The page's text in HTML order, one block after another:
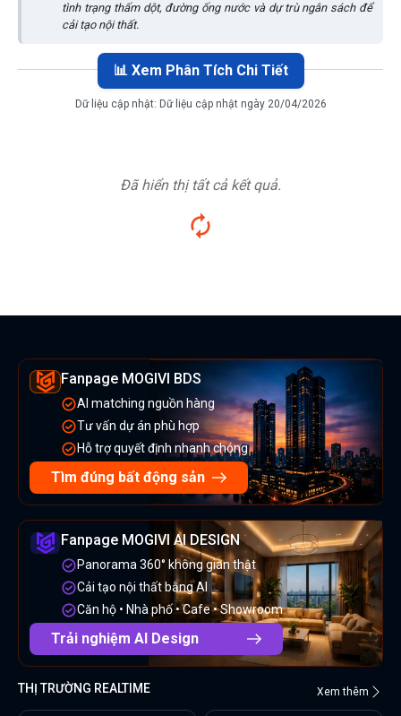
tình trạng thấm dột, đường ống nước và dự trù ngân sách để
cải tạo nội thất.
📊 Xem Phân Tích Chi Tiết
Dữ liệu cập nhật: Dữ liệu cập nhật ngày 20/04/2026
Đã hiển thị tất cả kết quả.
Fanpage MOGIVI BDS
AI matching nguồn hàng
Tư vấn dự án phù hợp
Hỗ trợ quyết định nhanh chóng
Tìm đúng bất động sản
Fanpage MOGIVI AI DESIGN
Panorama 360° không gian thật
Cải tạo nội thất bằng AI
Căn hộ • Nhà phố • Cafe • Showroom
Trải nghiệm AI Design
THỊ TRƯỜNG REALTIME Xem thêm